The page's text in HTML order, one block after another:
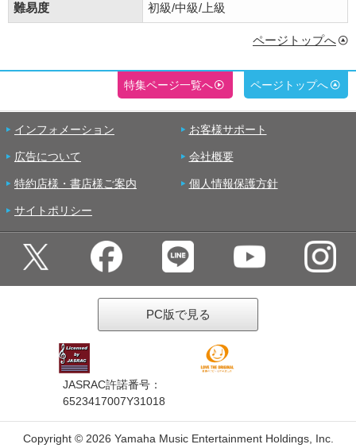
難易度 初級/中級/上級
ページトップへ
特集ページ一覧へ ページトップへ
インフォメーション お客様サポート
広告について 会社概要
特約店様・書店様ご案内 個人情報保護方針
サイトポリシー
PC版で見る
JASRAC許諾番号：
6523417007Y31018
Copyright © 2026 Yamaha Music Entertainment Holdings, Inc.